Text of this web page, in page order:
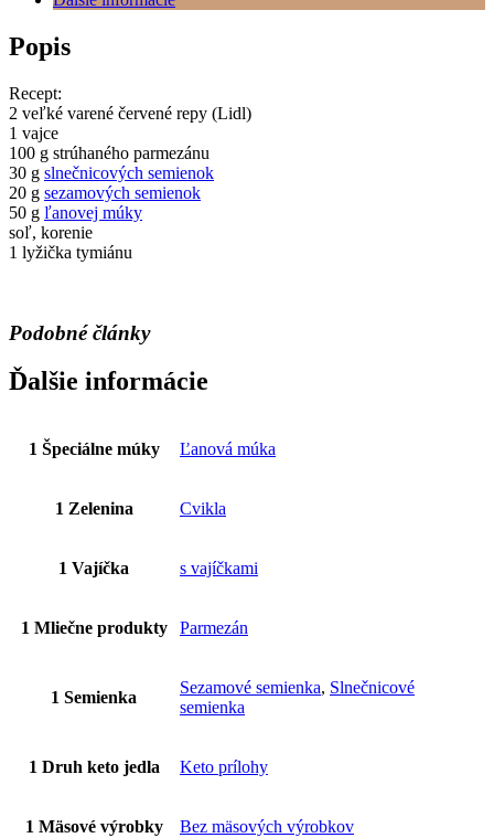
Popis
Recept:
2 veľké varené červené repy (Lidl)
1 vajce
100 g strúhaného parmezánu
30 g slnečnicových semienok
20 g sezamových semienok
50 g ľanovej múky
soľ, korenie
1 lyžička tymiánu
Podobné články
Ďalšie informácie
1 Špeciálne múky Ľanová múka
1 Zelenina Cvikla
1 Vajíčka s vajíčkami
1 Mliečne produkty Parmezán
1 Semienka
Sezamové semienka, Slnečnicové
semienka
1 Druh keto jedla Keto prílohy
1 Mäsové výrobky Bez mäsových výrobkov